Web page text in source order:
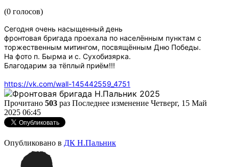
(0 голосов)
Сегодня очень насыщенный день
фронтовая бригада проехала по населённым пунктам с
торжественным митингом, посвящённым Дню Победы.
На фото п. Бырма и с. Сухобизярка.
Благодарим за тёплый приём!!!
https://vk.com/wall-145442559_4751
Прочитано 503 раз Последнее изменение Четверг, 15 Май
2025 06:45
Опубликовано в ДК Н.Пальник